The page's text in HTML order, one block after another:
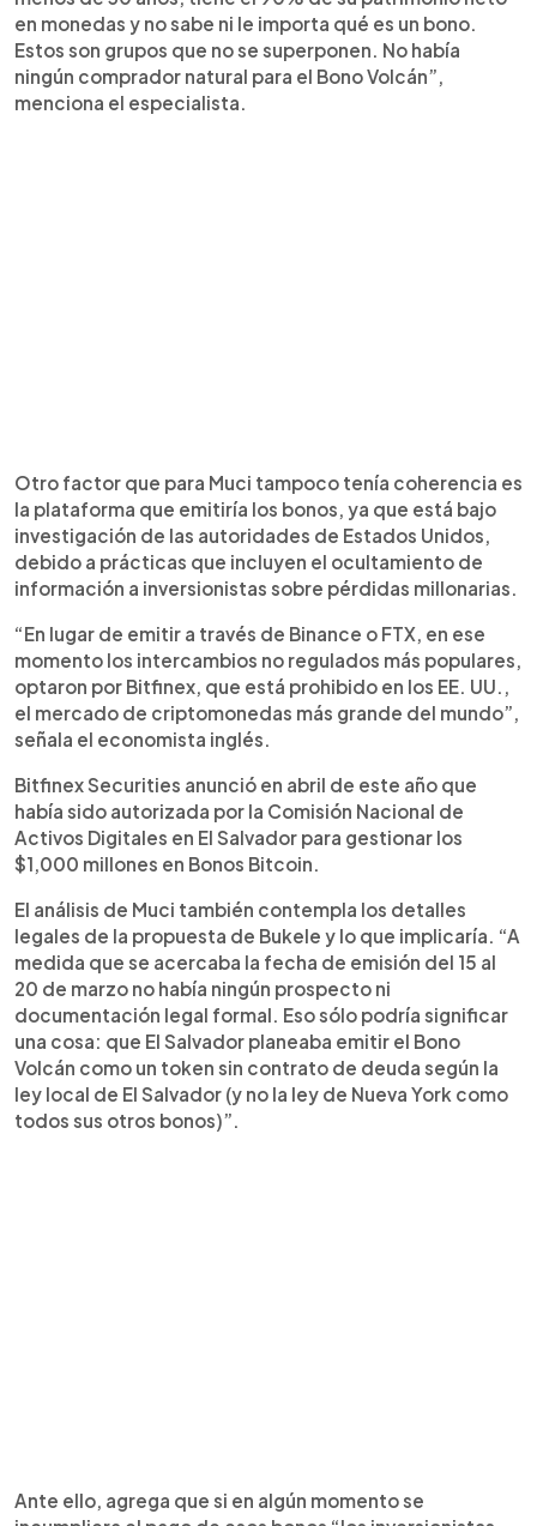
en monedas y no sabe ni le importa qué es un bono.
Estos son grupos que no se superponen. No había
ningún comprador natural para el Bono Volcán”,
menciona el especialista.
Otro factor que para Muci tampoco tenía coherencia es
la plataforma que emitiría los bonos, ya que está bajo
investigación de las autoridades de Estados Unidos,
debido a prácticas que incluyen el ocultamiento de
información a inversionistas sobre pérdidas millonarias.
“En lugar de emitir a través de Binance o FTX, en ese
momento los intercambios no regulados más populares,
optaron por Bitfinex, que está prohibido en los EE. UU.,
el mercado de criptomonedas más grande del mundo”,
señala el economista inglés.
Bitfinex Securities anunció en abril de este año que
había sido autorizada por la Comisión Nacional de
Activos Digitales en El Salvador para gestionar los
$1,000 millones en Bonos Bitcoin.
El análisis de Muci también contempla los detalles
legales de la propuesta de Bukele y lo que implicaría. “A
medida que se acercaba la fecha de emisión del 15 al
20 de marzo no había ningún prospecto ni
documentación legal formal. Eso sólo podría significar
una cosa: que El Salvador planeaba emitir el Bono
Volcán como un token sin contrato de deuda según la
ley local de El Salvador (y no la ley de Nueva York como
todos sus otros bonos)”.
Ante ello, agrega que si en algún momento se